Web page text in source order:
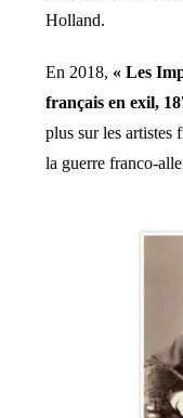
Holland.
En 2018, « Les
français en exil,
plus sur les artistes
la guerre franco-